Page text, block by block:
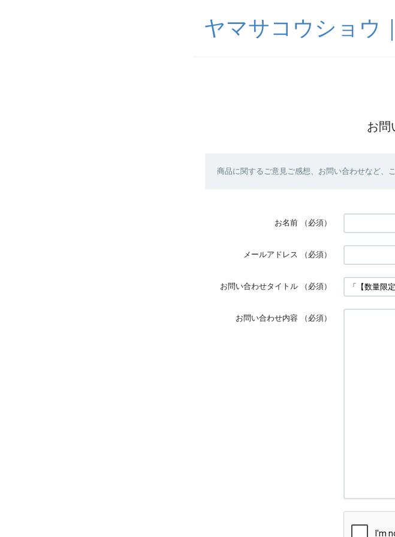
ヤマサコウショウ
お問
商品に関するご意見ご感想、お問い合わせなど、
お名前 （必須）
メールアドレス （必須）
お問い合わせタイトル （必須）
お問い合わせ内容 （必須）